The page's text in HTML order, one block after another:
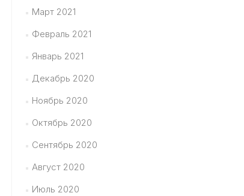
Март 2021
Февраль 2021
Январь 2021
Декабрь 2020
Ноябрь 2020
Октябрь 2020
Сентябрь 2020
Август 2020
Июль 2020